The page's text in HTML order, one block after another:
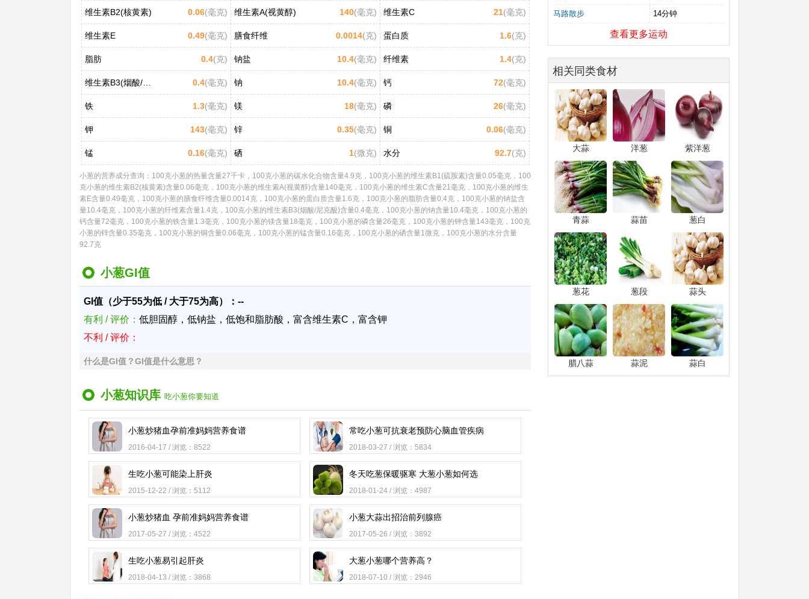
维生素B2(核黄素) 0.06(毫克) 维生素A(视黄醇) 140(毫克) 维生素C 21(毫克)
维生素E 0.49(毫克) 膳食纤维 0.0014(克) 蛋白质 1.6(克)
脂肪 0.4(克) 钠盐 10.4(毫克) 纤维素 1.4(克)
维生素B3(烟酸/尼克酸) 0.4(毫克) 钠 10.4(毫克) 钙 72(毫克)
铁 1.3(毫克) 镁 18(毫克) 磷 26(毫克)
钾 143(毫克) 锌 0.35(毫克) 铜 0.06(毫克)
锰 0.16(毫克) 硒 1(微克) 水分 92.7(克)
小葱的营养成分查询：100克小葱的热量含量27千卡，100克小葱的碳水化合物含量4.9克，100克小葱的维生素B1(硫胺素)含量0.05毫克，100
克小葱的维生素B2(核黄素)含量0.06毫克，100克小葱的维生素A(视黄醇)含量140毫克，100克小葱的维生素C含量21毫克，100克小葱的维生
素E含量0.49毫克，100克小葱的膳食纤维含量0.0014克，100克小葱的蛋白质含量1.6克，100克小葱的脂肪含量0.4克，100克小葱的钠盐含
量10.4毫克，100克小葱的纤维素含量1.4克，100克小葱的维生素B3(烟酸/尼克酸)含量0.4毫克，100克小葱的钠含量10.4毫克，100克小葱的
钙含量72毫克，100克小葱的铁含量1.3毫克，100克小葱的镁含量18毫克，100克小葱的磷含量26毫克，100克小葱的钾含量143毫克，100克
小葱的锌含量0.35毫克，100克小葱的铜含量0.06毫克，100克小葱的锰含量0.16毫克，100克小葱的硒含量1微克，100克小葱的水分含量
92.7克
小葱GI值
GI值（少于55为低 / 大于75为高）：--
有利 / 评价： 低胆固醇，低钠盐，低饱和脂肪酸，富含维生素C，富含钾
不利 / 评价：
什么是GI值？GI值是什么意思？
小葱知识库 吃小葱你要知道
小葱炒猪血孕前准妈妈营养食谱
2016-04-17 / 浏览：8522
常吃小葱可抗衰老预防心脑血管疾病
2018-03-27 / 浏览：5834
生吃小葱可能染上肝炎
2015-12-22 / 浏览：5112
冬天吃葱保暖驱寒 大葱小葱如何选
2018-01-24 / 浏览：4987
小葱炒猪血 孕前准妈妈营养食谱
2017-05-27 / 浏览：4522
小葱大蒜出招治前列腺癌
2017-05-26 / 浏览：3892
生吃小葱易引起肝炎
2018-04-13 / 浏览：3868
大葱小葱哪个营养高？
2018-07-10 / 浏览：2946
马路散步 14分钟
查看更多运动
相关同类食材
大蒜 洋葱 紫洋葱
青蒜 蒜苗 葱白
葱花 葱段 蒜头
腊八蒜 蒜泥 蒜白